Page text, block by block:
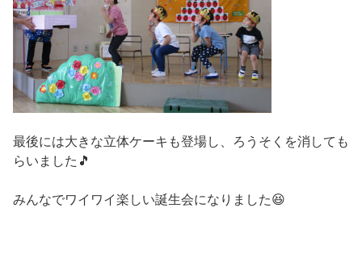
最後には大きな立体ケーキも登場し、ろうそくを消しても
らいました🎵
みんなでワイワイ楽しい誕生会になりました😆